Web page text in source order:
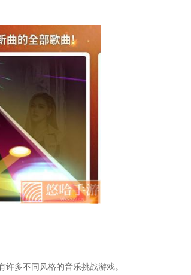
版本过低)
)
文版)
)
攻略)
版)
文)
怎么玩)
机游戏攻略大全)
多不同风格的音乐挑战游戏。